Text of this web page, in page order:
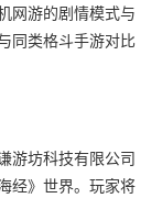
网游的剧情模式与
同类格斗手游对比
游坊科技有限公司
经》世界。玩家将